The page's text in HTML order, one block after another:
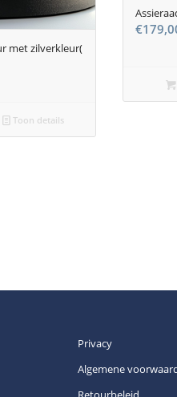
met zilverkleur(
Toon details
€
Privacy
Algemene